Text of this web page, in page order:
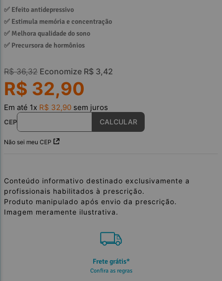
✅ Efeito antidepressivo
✅ Estimula memória e concentração
✅ Melhora qualidade do sono
✅ Precursora de hormônios
R$ 36,32 Economize R$ 3,42
R$ 32,90
Em até 1x R$ 32,90 sem juros
CEP
Não sei meu CEP
Conteúdo informativo destinado exclusivamente a
profissionais habilitados à prescrição.
Produto manipulado após envio da prescrição.
Imagem meramente ilustrativa.
5% de desconto
no PIX ou Transferência